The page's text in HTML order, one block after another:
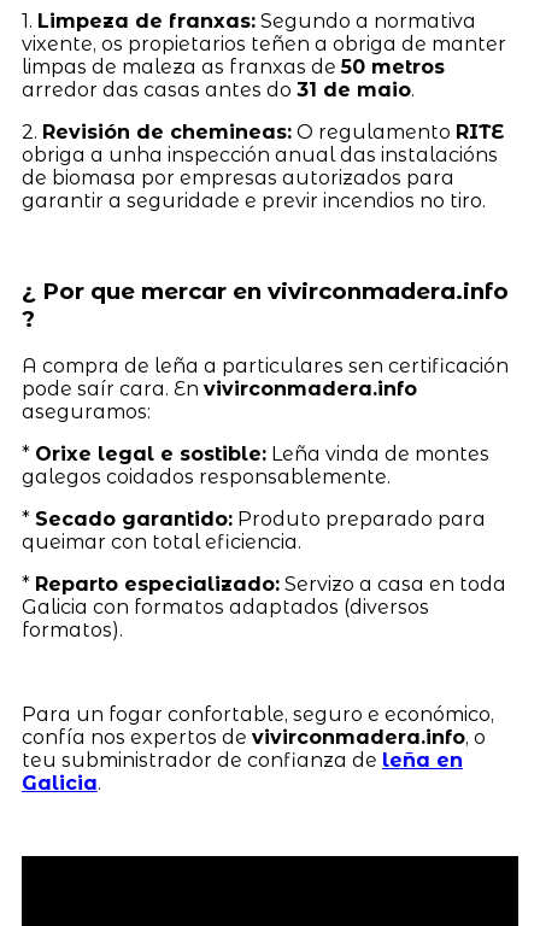
1. Limpeza de franxas:Segundo a normativa
vixente, os propietarios teñen a obriga de manter
limpas de maleza as franxas de50 metros
arredor das casas antes do 31 de maio.
2. Revisión de chemineas:O regulamento RITE
obriga a unha inspección anual das instalacións
de biomasa por empresas autorizados para
garantir a seguridade e previr incendios no tiro.
¿ Por que mercar en vivirconmadera.info
?
A compra de leña a particulares sen certificación
pode saír cara. En vivirconmadera.info
aseguramos:
* Orixe legal e sostible:Leña vinda de montes
galegos coidados responsablemente.
* Secado garantido:Produto preparado para
queimar con total eficiencia.
* Reparto especializado:Servizo a casa en toda
Galicia con formatos adaptados (diversos
formatos).
Para un fogar confortable, seguro e económico,
confía nos expertos de vivirconmadera.info, o
teu subministrador de confianza de leña en
Galicia.